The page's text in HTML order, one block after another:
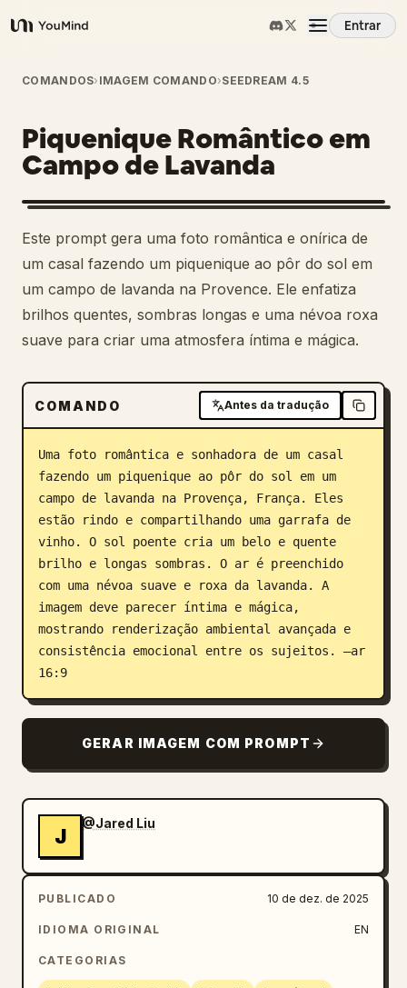
YouMind
Entrar
Visão Geral
Casos de Uso
Habilidades
Prompts
Preços
Blog
Atualizações
COMANDOS› IMAGEM COMANDO›SEEDREAM 4.5
Piquenique Romântico em
Campo de Lavanda
Este prompt gera uma foto romântica e onírica de
um casal fazendo um piquenique ao pôr do sol em
um campo de lavanda na Provence. Ele enfatiza
brilhos quentes, sombras longas e uma névoa roxa
suave para criar uma atmosfera íntima e mágica.
COMANDO Antes da tradução
Uma foto romântica e sonhadora de um casal
fazendo um piquenique ao pôr do sol em um
campo de lavanda na Provença, França. Eles
estão rindo e compartilhando uma garrafa de
vinho. O sol poente cria um belo e quente
brilho e longas sombras. O ar é preenchido
com uma névoa suave e roxa da lavanda. A
imagem deve parecer íntima e mágica,
mostrando renderização ambiental avançada e
consistência emocional entre os sujeitos. –ar
16:9
GERAR IMAGEM COM PROMPT
J
@Jared Liu
PUBLICADO 10 de dez. de 2025
IDIOMA ORIGINAL EN
CATEGORIAS